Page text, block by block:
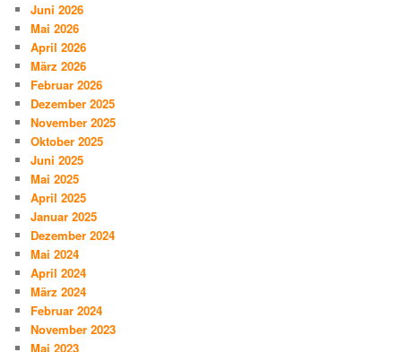
Juni 2026
Mai 2026
April 2026
März 2026
Februar 2026
Dezember 2025
November 2025
Oktober 2025
Juni 2025
Mai 2025
April 2025
Januar 2025
Dezember 2024
Mai 2024
April 2024
März 2024
Februar 2024
November 2023
Mai 2023